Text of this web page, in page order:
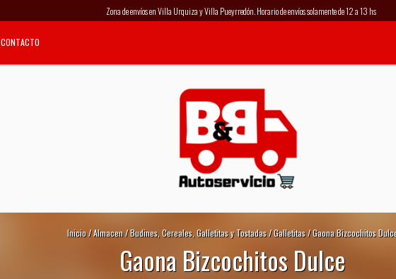
Zona de envíos en Villa Urquiza y Villa Pueyrredón. Horario de envíos solamente de 12 a 13 hs
CONTACTO
Inicio / Almacen / Budines, Cereales, Galletitas y Tostadas / Galletitas / Gaona Bizcochitos
Gaona Bizcochitos Dulce